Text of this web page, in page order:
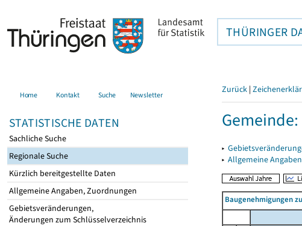
THÜRINGER
Home Kontakt Suche Newsletter
STATISTISCHE DATEN
Sachliche Suche
Regionale Suche
Kürzlich bereitgestellte Daten
Allgemeine Angaben, Zuordnungen
Gebietsveränderungen,
Änderungen zum Schlüsselverzeichnis
Zurück |
▸
▸ Allgemeine
Baugenehmigungen